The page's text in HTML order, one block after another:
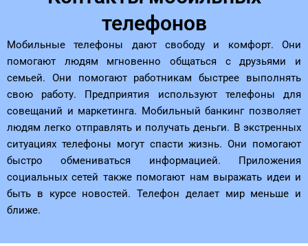
телефонов
Мобильные телефоны дают свободу и комфорт. Они
помогают людям мгновенно общаться с друзьями и
семьей. Они помогают работникам быстрее выполнять
свою работу. Предприятия используют телефоны для
совещаний и маркетинга. Мобильный банкинг позволяет
людям легко отправлять и получать деньги. В экстренных
ситуациях телефоны могут спасти жизнь. Они помогают
быстро обмениваться информацией. Приложения
социальных сетей также помогают нам выражать идеи и
быть в курсе новостей. Телефон делает мир меньше и
ближе.